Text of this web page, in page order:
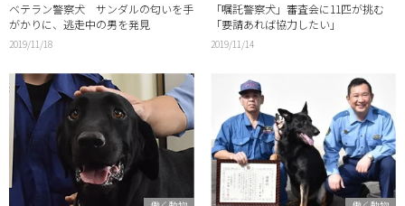
ベテラン警察犬 サンダルの匂いを手
がかりに、逃走中の男を発見
2019/11/18
「嘱託警察犬」審査会に11匹が挑む
「要請あれば協力したい」
2019/11/14